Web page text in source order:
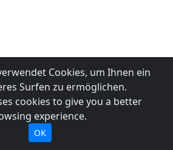
Cookies, um Ihnen ein
Surfen zu ermöglichen.
cookies to give you a better
experience.
OK